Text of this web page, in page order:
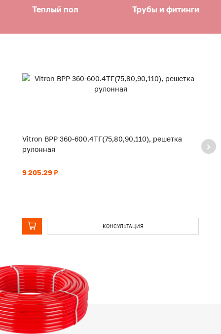
Теплый пол Трубы и фитинги
Vitron ВРР 360-600.4ТГ(75,80,90,110), решетка
рулонная
9 205.29 ₽
КОНСУЛЬТАЦИЯ